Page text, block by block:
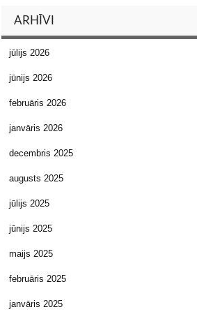
ARHĪVI
jūlijs 2026
jūnijs 2026
februāris 2026
janvāris 2026
decembris 2025
augusts 2025
jūlijs 2025
jūnijs 2025
maijs 2025
februāris 2025
janvāris 2025